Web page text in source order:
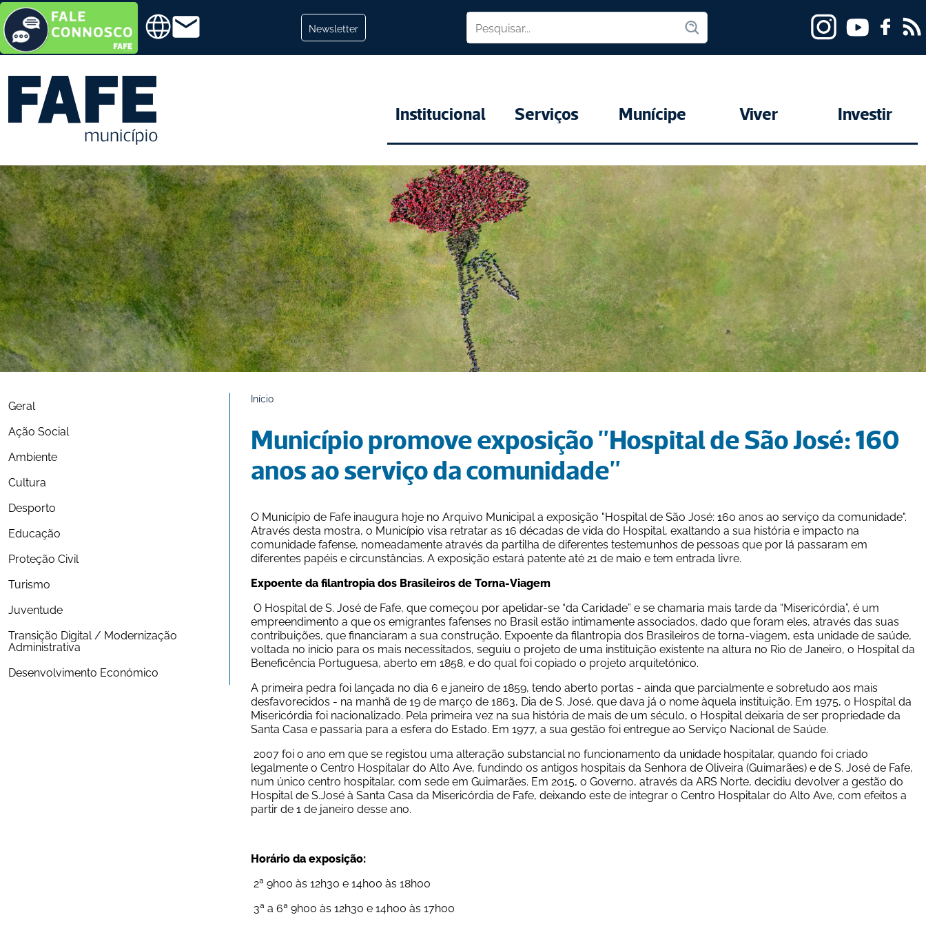
Newsletter
Institucional Serviços Munícipe Viver Investir
Geral
Ação Social
Ambiente
Cultura
Desporto
Educação
Proteção Civil
Turismo
Juventude
Transição Digital / Modernização
Administrativa
Desenvolvimento Económico
Início
Município promove exposição "Hospital de São José: 160
anos ao serviço da comunidade"
O Município de Fafe inaugura hoje no Arquivo Municipal a exposição "Hospital de São José: 160 anos ao serviço da comunidade".
Através desta mostra, o Município visa retratar as 16 décadas de vida do Hospital, exaltando a sua história e impacto na
comunidade fafense, nomeadamente através da partilha de diferentes testemunhos de pessoas que por lá passaram em
diferentes papéis e circunstâncias. A exposição estará patente até 21 de maio e tem entrada livre.
Expoente da filantropia dos Brasileiros de Torna-Viagem
empreendimento a que os emigrantes fafenses no Brasil estão intimamente associados, dado que foram eles, através das suas
contribuições, que financiaram a sua construção. Expoente da filantropia dos Brasileiros de torna-viagem, esta unidade de saúde,
voltada no início para os mais necessitados, seguiu o projeto de uma instituição existente na altura no Rio de Janeiro, o Hospital da
Beneficência Portuguesa, aberto em 1858, e do qual foi copiado o projeto arquitetónico.
A primeira pedra foi lançada no dia 6 e janeiro de 1859, tendo aberto portas - ainda que parcialmente e sobretudo aos mais
desfavorecidos - na manhã de 19 de março de 1863, Dia de S. José, que dava já o nome àquela instituição. Em 1975, o Hospital da
Misericórdia foi nacionalizado. Pela primeira vez na sua história de mais de um século, o Hospital deixaria de ser propriedade da
Santa Casa e passaria para a esfera do Estado. Em 1977, a sua gestão foi entregue ao Serviço Nacional de Saúde.
legalmente o Centro Hospitalar do Alto Ave, fundindo os antigos hospitais da Senhora de Oliveira (Guimarães) e de S. José de Fafe,
num único centro hospitalar, com sede em Guimarães. Em 2015, o Governo, através da ARS Norte, decidiu devolver a gestão do
Hospital de S.José à Santa Casa da Misericórdia de Fafe, deixando este de integrar o Centro Hospitalar do Alto Ave, com efeitos a
partir de 1 de janeiro desse ano.
Horário da exposição:
2ª 9h00 às 12h30 e 14h00 às 18h00
3ª a 6ª 9h00 às 12h30 e 14h00 às 17h00